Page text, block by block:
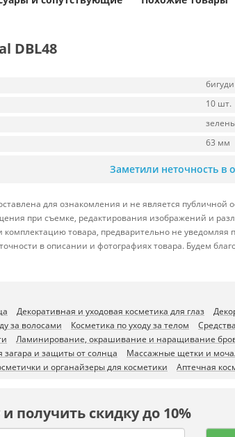
DBL48
бигуди
10 шт.
63 мм
Заметили неточность в
для ознакомления и не является
при съемке, редактирования изображений и
товара, предварительно не
в описании и фотографиях товара. Будем
Декоративная и уходовая косметика для глаз
за волосами Косметика по уходу за телом
Ламинирование, окрашивание и наращивание
загара и защиты от солнца Массажные щетки и
и органайзеры для косметики Аптечная
получить скидку до 10%